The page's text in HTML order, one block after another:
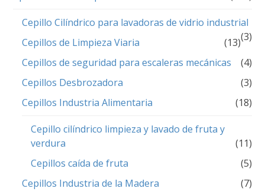
Cepillo Cilíndrico para lavadoras de vidrio industrial
(3)
Cepillos de Limpieza Viaria
(13)
Cepillos de seguridad para escaleras mecánicas
(4)
Cepillos Desbrozadora
(3)
Cepillos Industria Alimentaria
(18)
Cepillo cilíndrico limpieza y lavado de fruta y
verdura
(11)
Cepillos caída de fruta
(5)
Cepillos Industria de la Madera
(7)